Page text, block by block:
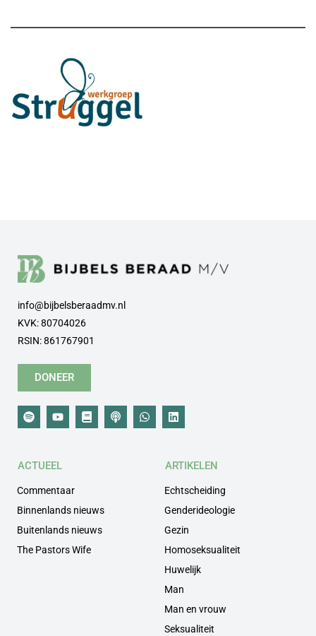
info@bijbelsberaadmv.nl
KVK: 80704026
RSIN: 861767901
DONEER
ACTUEEL
Commentaar
Binnenlands nieuws
Buitenlands nieuws
The Pastors Wife
ARTIKELEN
Echtscheiding
Genderideologie
Gezin
Homoseksualiteit
Huwelijk
Man
Man en vrouw
Seksualiteit